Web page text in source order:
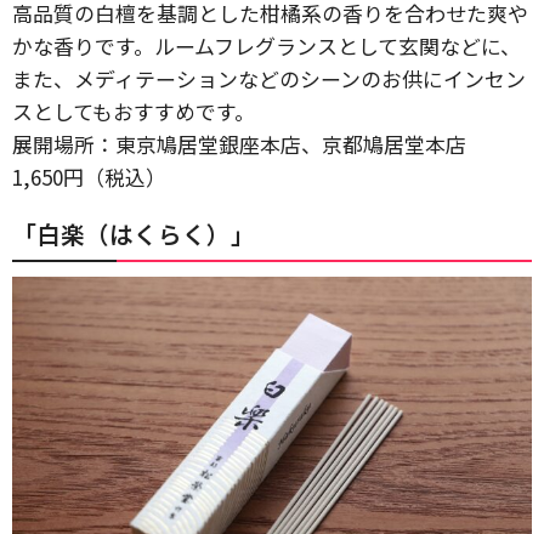
高品質の白檀を基調とした柑橘系の香りを合わせた爽や
かな香りです。ルームフレグランスとして玄関などに、
また、メディテーションなどのシーンのお供にインセン
スとしてもおすすめです。
展開場所：東京鳩居堂銀座本店、京都鳩居堂本店
1,650円（税込）
「白楽（はくらく）」